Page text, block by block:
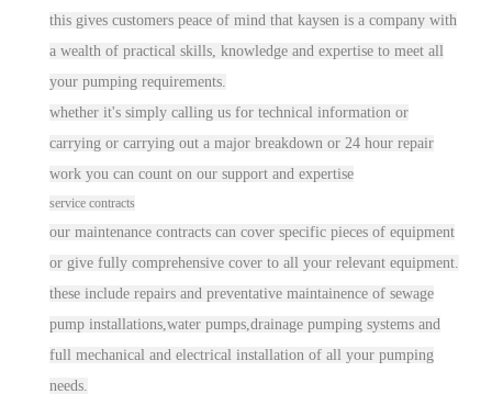
this gives customers peace of mind that kaysen is a company with
a wealth of practical skills, knowledge and expertise to meet all
your pumping requirements.
whether it's simply calling us for technical information or
carrying or carrying out a major breakdown or 24 hour repair
work you can count on our support and expertise
service contracts
our maintenance contracts can cover specific pieces of equipment
or give fully comprehensive cover to all your relevant equipment.
these include repairs and preventative maintainence of sewage
pump installations,water pumps,drainage pumping systems and
full mechanical and electrical installation of all your pumping
needs.